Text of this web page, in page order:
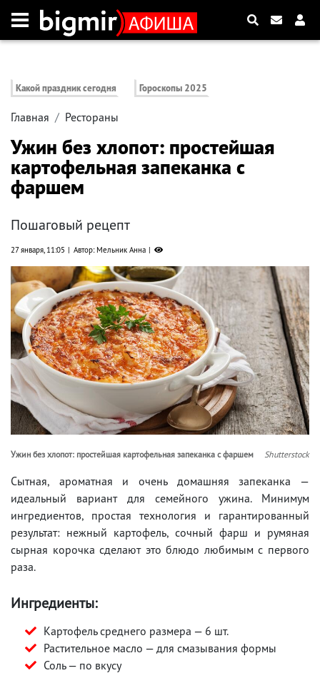
Какой праздник сегодня Гороскопы 2025
Главная Рестораны
Ужин без хлопот: простейшая
картофельная запеканка с
фаршем
Пошаговый рецепт
27 января, 11:05 Автор: Мельник Анна
Ужин без хлопот: простейшая картофельная запеканка с фаршем Shutterstock
Сытная, ароматная и очень домашняя запеканка —
идеальный вариант для семейного ужина. Минимум
ингредиентов, простая технология и гарантированный
результат: нежный картофель, сочный фарш и румяная
сырная корочка сделают это блюдо любимым с первого
раза.
Ингредиенты:
Картофель среднего размера — 6 шт.
Растительное масло — для смазывания формы
Соль — по вкусу